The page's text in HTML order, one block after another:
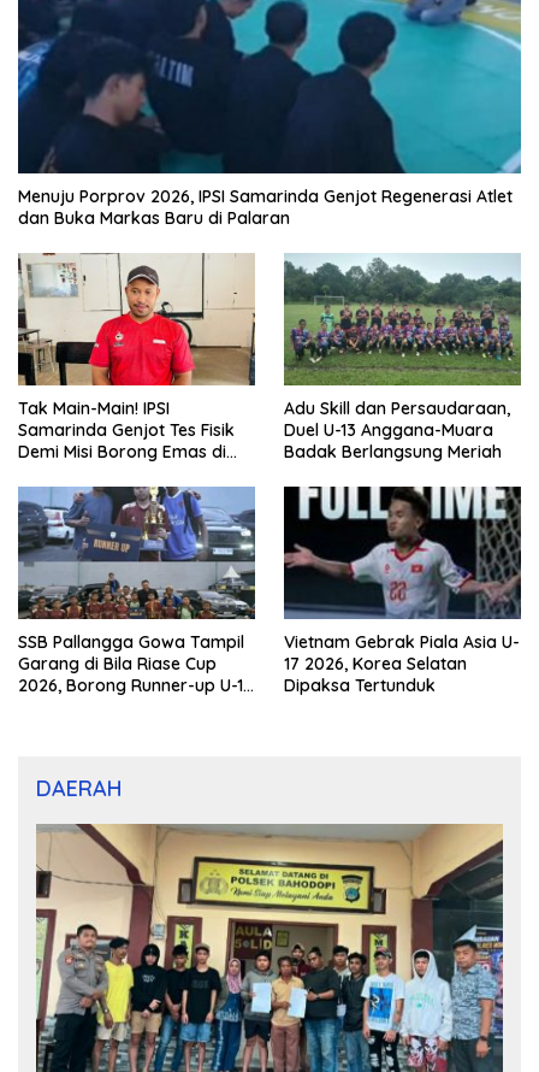
Menuju Porprov 2026, IPSI Samarinda Genjot Regenerasi Atlet
dan Buka Markas Baru di Palaran
Tak Main-Main! IPSI
Samarinda Genjot Tes Fisik
Demi Misi Borong Emas di
Adu Skill dan Persaudaraan,
Duel U-13 Anggana-Muara
Badak Berlangsung Meriah
SSB Pallangga Gowa Tampil
Garang di Bila Riase Cup
2026, Borong Runner-up U-10
Vietnam Gebrak Piala Asia U-
17 2026, Korea Selatan
Dipaksa Tertunduk
DAERAH